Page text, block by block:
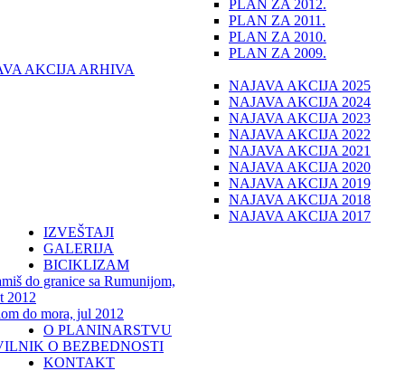
PLAN ZA 2012.
PLAN ZA 2011.
PLAN ZA 2010.
PLAN ZA 2009.
AKCIJA ARHIVA
NAJAVA AKCIJA 2025
NAJAVA AKCIJA 2024
NAJAVA AKCIJA 2023
NAJAVA AKCIJA 2022
NAJAVA AKCIJA 2021
NAJAVA AKCIJA 2020
NAJAVA AKCIJA 2019
NAJAVA AKCIJA 2018
NAJAVA AKCIJA 2017
IZVEŠTAJI
GALERIJA
BICIKLIZAM
do granice sa Rumunijom,
2012
do mora, jul 2012
O PLANINARSTVU
O BEZBEDNOSTI
KONTAKT